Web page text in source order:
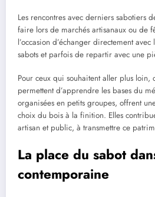
Les rencontres avec derniers sabotiers
faire lors de marchés artisanaux ou de
l’occasion d’échanger directement avec
sabots et parfois de repartir avec une
Pour ceux qui souhaitent aller plus
permettent d’apprendre les bases du
organisées en petits groupes, offrent
choix du bois à la finition. Elles
artisan et public, à transmettre ce
La place du sabot
contemporaine